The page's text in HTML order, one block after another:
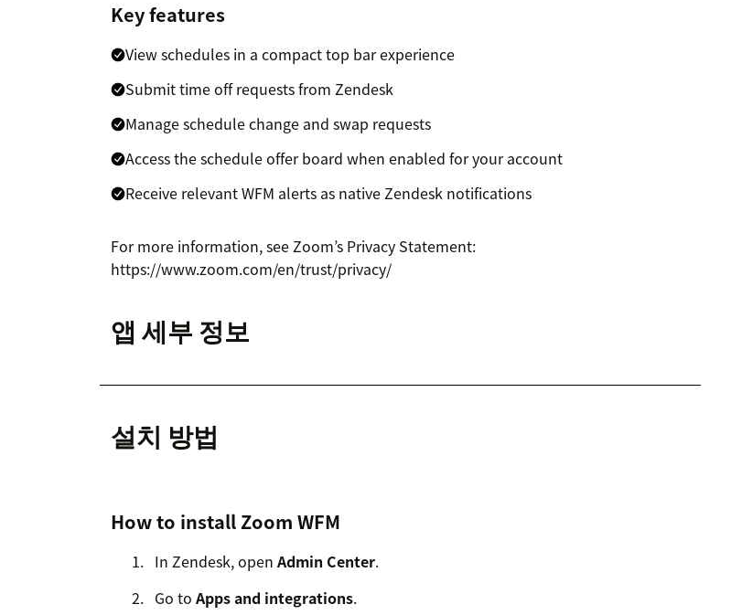
Key features
View schedules in a compact top bar experience
Submit time off requests from Zendesk
Manage schedule change and swap requests
Access the schedule offer board when enabled for your account
Receive relevant WFM alerts as native Zendesk notifications
For more information, see Zoom’s Privacy Statement:
https://www.zoom.com/en/trust/privacy/
앱 세부 정보
설치 방법
How to install Zoom WFM
In Zendesk, open Admin Center.
Go to Apps and integrations.